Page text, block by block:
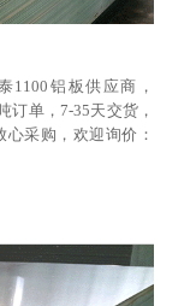
1100铝板供应商，
订单，7-35天交货，
采购，欢迎询价：